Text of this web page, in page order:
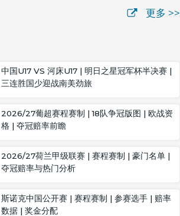
更多 >>
中国U17 VS 河床U17 | 明日之星冠军杯半决赛 |
三连胜国少迎战南美劲旅
2026/27葡超赛程赛制 | 18队争冠版图 | 欧战资
格 | 夺冠赔率前瞻
2026/27荷兰甲级联赛 | 赛程赛制 | 豪门名单 |
夺冠赔率与热门分析
斯诺克中国公开赛 | 赛程赛制 | 参赛选手 | 赔率
数据 | 奖金分配